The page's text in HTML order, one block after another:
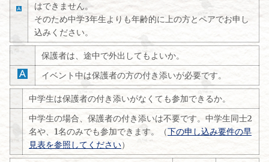
はできません。
そのため中学3年生よりも年齢的に上の方とペアでお申し
込みください。
保護者は、途中で外出してもよいか。
イベント中は保護者の方の付き添いが必要です。
中学生は保護者の付き添いがなくても参加できるか。
中学生の場合、保護者の付き添いは不要です。中学生同士2
名や、1名のみでも参加できます。（下の申し込み要件の早
見表を参照してください）